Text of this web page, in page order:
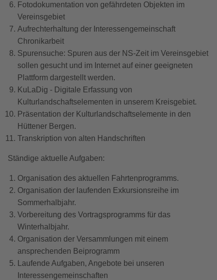
Fotodokumentation von gefährdeten Objekten im
Vereinsgebiet
Aufrechterhaltung der Interessengemeinschaft
Chronikarbeit
Spurensuche: Spuren aus der NS-Zeit im Vereinsgebiet
sollen gesucht und im Internet auf einer geeigneten
Plattform dargestellt werden.
KuLaDig - Digitale Erfassung von
Kulturlandschaftselementen in unserem Kreisgebiet.
Präsentation der Kulturlandschaftselemente in den
Hüttener Bergen.
Transkription von alten Handschriften
Ständige aktuelle Aufgaben:
Organisation des aktuellen Fahrtenprogramms.
Organisation der laufenden Exkursionsreihe im
Sommerhalbjahr.
Vorbereitung des Vortragsprogramms für das
Winterhalbjahr.
Organisation der Versammlungen mit einem
ansprechenden Beiprogramm
Laufende Aufgaben, Angebote bei unseren
Interessengemeinschaften